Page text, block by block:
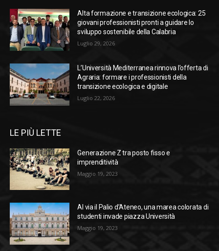
Alta formazione e transizione ecologica: 25
giovani professionisti pronti a guidare lo
sviluppo sostenibile della Calabria
Luglio 29, 2026
L’Università Mediterranea rinnova l’offerta di
Agraria: formare i professionisti della
transizione ecologica e digitale
Luglio 22, 2026
LE PIÙ LETTE
Generazione Z tra posto fisso e
imprenditività
Maggio 19, 2023
Al via il Palio d’Ateneo, una marea colorata di
studenti invade piazza Università
Maggio 19, 2023